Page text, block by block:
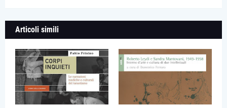
Articoli simili